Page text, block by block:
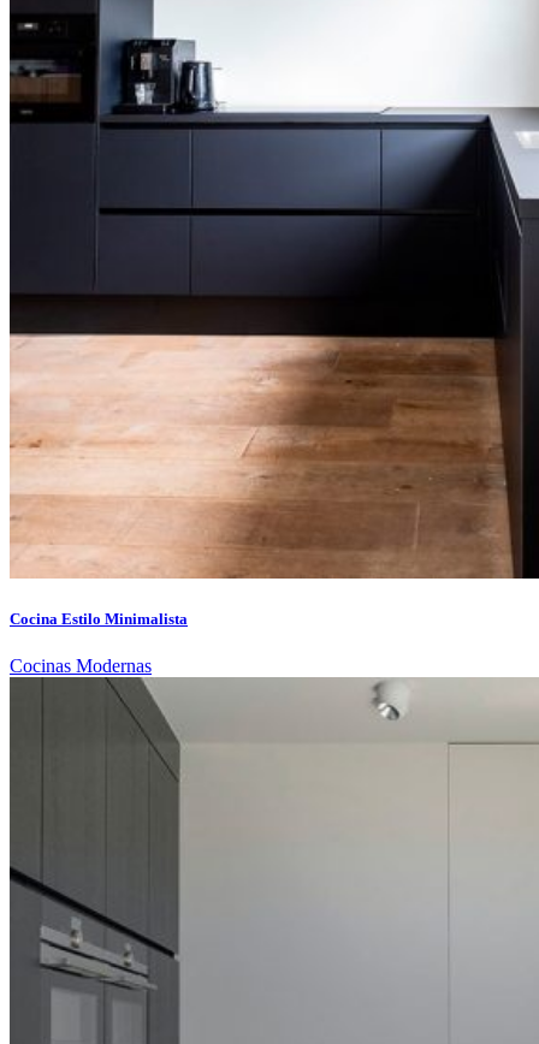
Cocina Estilo Minimalista
Cocinas Modernas